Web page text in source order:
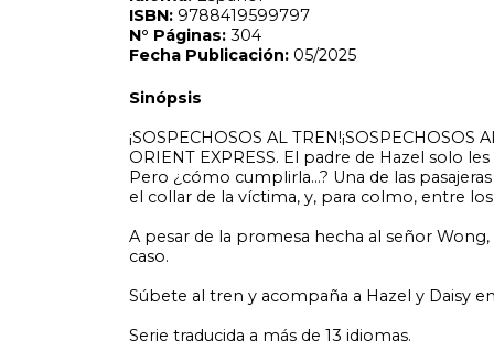
Serie traducida a más de 13 idiomas.